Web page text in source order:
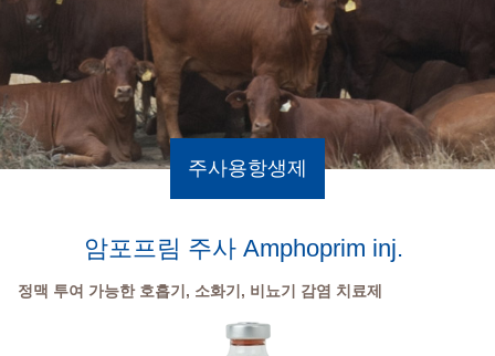
주사용항생제
암포프림 주사 Amphoprim inj.
정맥 투여 가능한 호흡기, 소화기, 비뇨기 감염 치료제